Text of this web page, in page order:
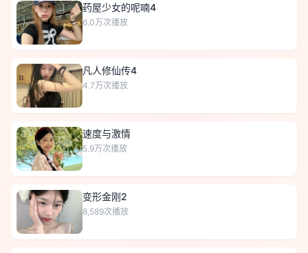
药屋少女的呢喃4
6.0万次播放
凡人修仙传4
4.7万次播放
速度与激情
5.9万次播放
变形金刚2
8,589次播放